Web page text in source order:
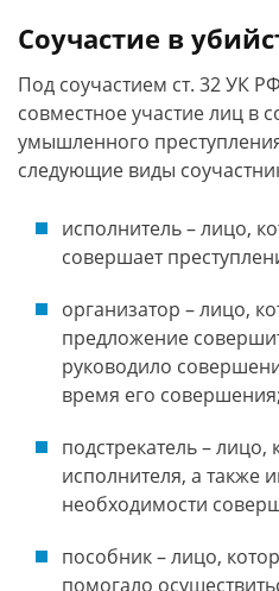
Соучастие в
Под соучастием ст. 32 УК
совместное участие лиц в
умышленного
следующие виды
исполнитель – лицо,
совершает
организатор – лицо,
предложение
руководило
время его совершения;
подстрекатель – лицо,
исполнителя, а также
необходимости
пособник – лицо,
помогало